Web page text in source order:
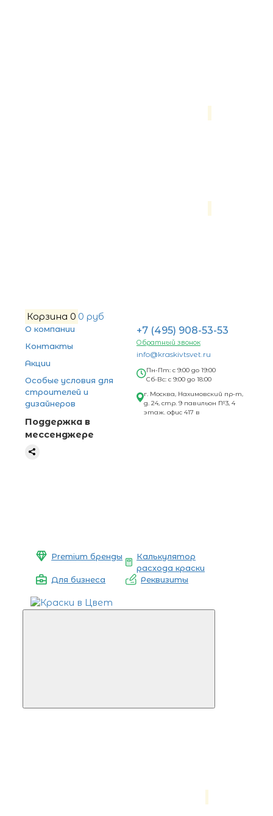
Корзина 0 0 руб
О компании
Контакты
Акции
Особые условия для
строителей и
дизайнеров
Поддержка в
мессенджере
+7 (495) 908-53-53
Обратный звонок
info@kraskivtsvet.ru
Пн-Пт: с 9:00 до 19:00
Сб-Вс: с 9:00 до 18:00
г. Москва, Нахимовский пр-т,
д. 24, стр. 9 павильон №3, 4
этаж. офис 417 в
Premium бренды
Калькулятор
расхода краски
Для бизнеса
Реквизиты